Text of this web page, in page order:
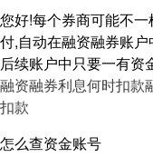
您好!每个券商可能不
付,自动在融资融券账
后续账户中只要一有资
融资融券利息何时扣款
扣款
怎么查资金账号